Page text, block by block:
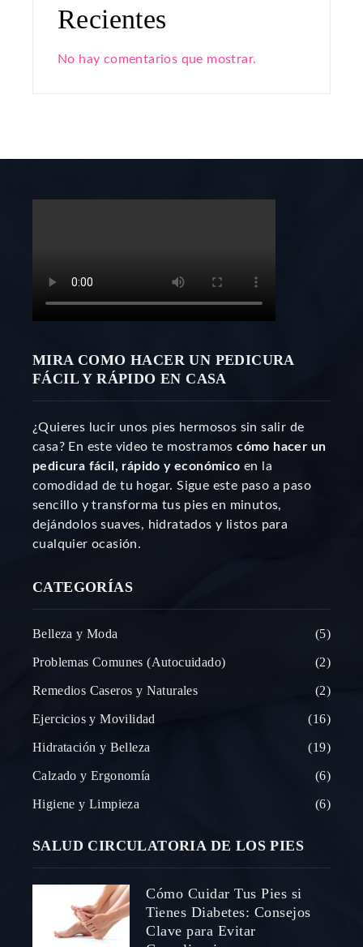
Recientes
No hay comentarios que mostrar.
MIRA COMO HACER UN PEDICURA
FÁCIL Y RÁPIDO EN CASA
¿Quieres lucir unos pies hermosos sin salir de
casa? En este video te mostramoscómo hacer un
pedicura fácil, rápido y económico en la
comodidad de tu hogar. Sigue este paso a paso
sencillo y transforma tus pies en minutos,
dejándolos suaves, hidratados y listos para
cualquier ocasión.
CATEGORÍAS
Belleza y Moda 5
Problemas Comunes (Autocuidado) 2
Remedios Caseros y Naturales 2
Ejercicios y Movilidad 16
Hidratación y Belleza 19
Calzado y Ergonomía 6
Higiene y Limpieza 6
SALUD CIRCULATORIA DE LOS PIES
Cómo Cuidar Tus Pies si
Tienes Diabetes: Consejos
Clave para Evitar